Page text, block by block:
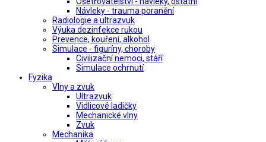
Návleky - trauma poranění
Radiologie a ultrazvuk
Výuka dezinfekce rukou
Prevence, kouření, alkohol
Simulace - figuríny, choroby
Civilizační nemoci, stáří
Simulace ochrnutí
Fyzika
Vlny a zvuk
Ultrazvuk
Vidlicové ladičky
Mechanické vlny
Zvuk
Mechanika